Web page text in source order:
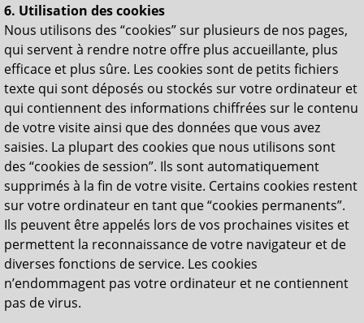
6. Utilisation des cookies
Nous utilisons des “cookies” sur plusieurs de nos pages,
qui servent à rendre notre offre plus accueillante, plus
efficace et plus sûre. Les cookies sont de petits fichiers
texte qui sont déposés ou stockés sur votre ordinateur et
qui contiennent des informations chiffrées sur le contenu
de votre visite ainsi que des données que vous avez
saisies. La plupart des cookies que nous utilisons sont
des “cookies de session”. Ils sont automatiquement
supprimés à la fin de votre visite. Certains cookies restent
sur votre ordinateur en tant que “cookies permanents”.
Ils peuvent être appelés lors de vos prochaines visites et
permettent la reconnaissance de votre navigateur et de
diverses fonctions de service. Les cookies
n’endommagent pas votre ordinateur et ne contiennent
pas de virus.